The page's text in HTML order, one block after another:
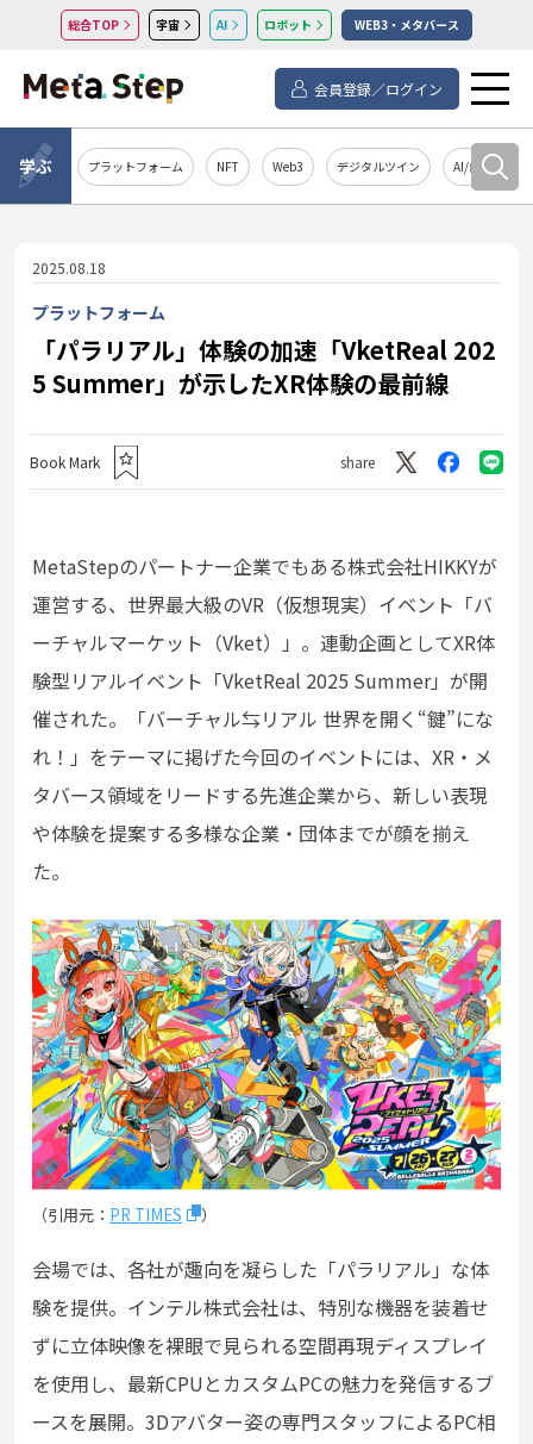
総合TOP 宇宙 AI ロボット WEB3・メタバース
会員登録／ログイン
学ぶ プラットフォーム NFT Web3 デジタルツイン AI/自然言語処
2025.08.18
プラットフォーム
「パラリアル」体験の加速――「VketReal 202
5 Summer」が示したXR体験の最前線
Book Mark share
MetaStepのパートナー企業でもある株式会社HIKKYが
運営する、 世界最大級のVR（仮想現実）イベント「バ
ーチャルマーケット（Vket）」。連動企画としてXR体
験型リアルイベント「VketReal 2025 Summer」が開
催された。「バーチャル⇆リアル 世界を開く“鍵”にな
れ！」をテーマに掲げた今回のイベントには、XR・メ
タバース領域をリードする先進企業から、新しい表現
や体験を提案する多様な企業・団体までが顔を揃え
た。
（引用元： PR TIMES ）
会場では、各社が趣向を凝らした「パラリアル」な体
験を提供。インテル株式会社は、特別な機器を装着せ
ずに立体映像を裸眼で見られる空間再現ディスプレイ
を使用し、最新CPUとカスタムPCの魅力を発信するブ
ースを展開。3Dアバター姿の専門スタッフによるPC相